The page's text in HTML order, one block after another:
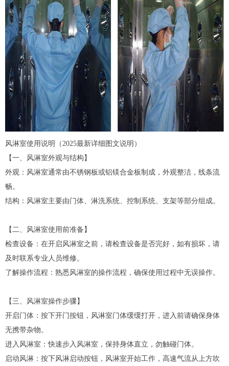
风淋室使用说明（2025最新详细图文说明）
【一、风淋室外观与结构】
外观：风淋室通常由不锈钢板或铝镁合金板制成，外观整洁，线条流
畅。
结构：风淋室主要由门体、淋洗系统、控制系统、支架等部分组成。
【二、风淋室使用前准备】
检查设备：在开启风淋室之前，请检查设备是否完好，如有损坏，请
及时联系专业人员维修。
了解操作流程：熟悉风淋室的操作流程，确保使用过程中无误操作。
【三、风淋室操作步骤】
开启门体：按下开门按钮，风淋室门体缓缓打开，进入前请确保身体
无携带杂物。
进入风淋室：快速步入风淋室，保持身体直立，勿触碰门体。
启动风淋：按下风淋启动按钮，风淋室开始工作，高速气流从上方吹